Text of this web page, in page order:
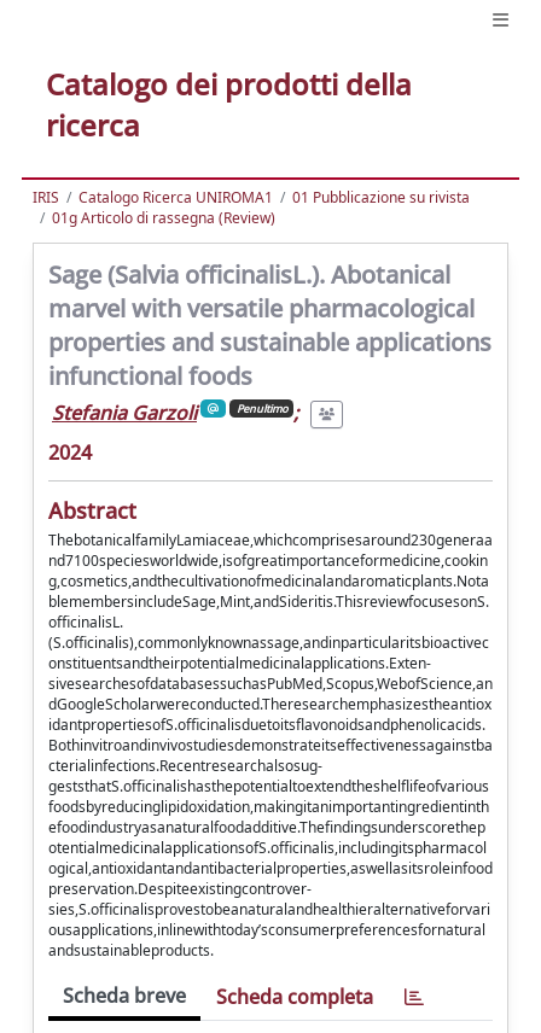
Catalogo dei prodotti della
ricerca
IRIS Catalogo Ricerca UNIROMA1
01 Pubblicazione su rivista
01g Articolo di rassegna (Review)
Sage (Salvia officinalisL.). Abotanical
marvel with versatile pharmacological
properties and sustainable applications
infunctional foods
Stefania Garzoli Penultimo ;
2024
Abstract
ThebotanicalfamilyLamiaceae,whichcomprisesaround230generaa
nd7100speciesworldwide,isofgreatimportanceformedicine,cookin
g,cosmetics,andthecultivationofmedicinalandaromaticplants.Nota
blemembersincludeSage,Mint,andSideritis.ThisreviewfocusesonS.
officinalisL.
(S.officinalis),commonlyknownassage,andinparticularitsbioactivec
onstituentsandtheirpotentialmedicinalapplications.Exten-
sivesearchesofdatabasessuchasPubMed,Scopus,WebofScience,an
dGoogleScholarwereconducted.Theresearchemphasizestheantiox
idantpropertiesofS.officinalisduetoitsflavonoidsandphenolicacids.
Bothinvitroandinvivostudiesdemonstrateitseffectivenessagainstba
cterialinfections.Recentresearchalsosug-
geststhatS.officinalishasthepotentialtoextendtheshelflifeofvarious
foodsbyreducinglipidoxidation,makingitanimportantingredientinth
efoodindustryasanaturalfoodadditive.Thefindingsunderscorethep
otentialmedicinalapplicationsofS.officinalis,includingitspharmacol
ogical,antioxidantandantibacterialproperties,aswellasitsroleinfood
preservation.Despiteexistingcontrover-
sies,S.officinalisprovestobeanaturalandhealthieralternativeforvari
ousapplications,inlinewithtoday’sconsumerpreferencesfornatural
andsustainableproducts.
Scheda breve Scheda completa